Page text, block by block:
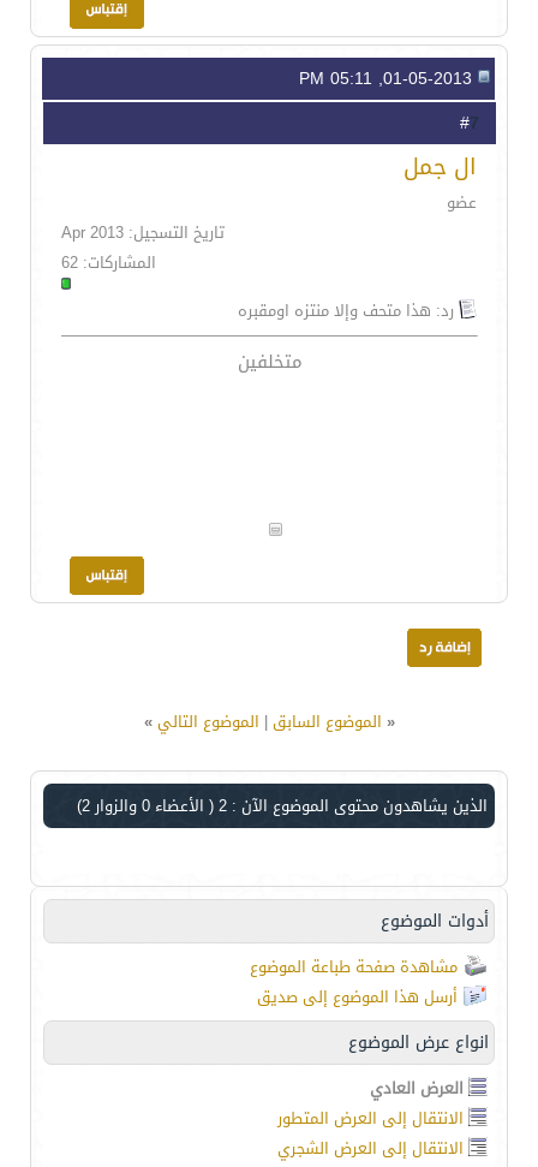
7
ال جمل
عضو
تاريخ التسجيل: Apr 2013
المشاركات: 62
رد: هذا متحف وإلا منتزه اومقبره
متخلفين
« الموضوع السابق| الموضوع التالي»
الذين يشاهدون محتوى الموضوع الآن : 2 ( الأعضاء 0 والزوار 2)
أدوات الموضوع
مشاهدة صفحة طباعة الموضوع
أرسل هذا الموضوع إلى صديق
انواع عرض الموضوع
العرض العادي
الانتقال إلى العرض المتطور
الانتقال إلى العرض الشجري